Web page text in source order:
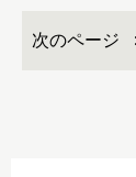
次のページ